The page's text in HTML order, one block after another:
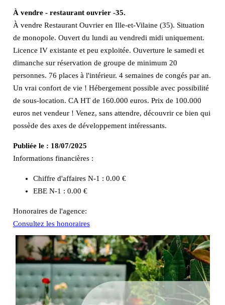
À vendre - restaurant ouvrier -35.
À vendre Restaurant Ouvrier en Ille-et-Vilaine (35). Situation
de monopole. Ouvert du lundi au vendredi midi uniquement.
Licence IV existante et peu exploitée. Ouverture le samedi et
dimanche sur réservation de groupe de minimum 20
personnes. 76 places à l'intérieur. 4 semaines de congés par an.
Un vrai confort de vie ! Hébergement possible avec possibilité
de sous-location. CA HT de 160.000 euros. Prix de 100.000
euros net vendeur ! Venez, sans attendre, découvrir ce bien qui
possède des axes de développement intéressants.
Publiée le : 18/07/2025
Informations financières :
Chiffre d'affaires N-1 : 0.00 €
EBE N-1 : 0.00 €
Honoraires de l'agence:
Consultez les honoraires